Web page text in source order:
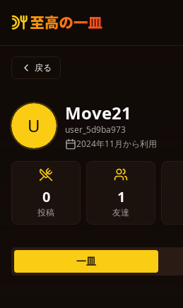
戻る
U
Move21
user_5d9ba973
2024年11月から利用
0
投稿
1
友達
一皿